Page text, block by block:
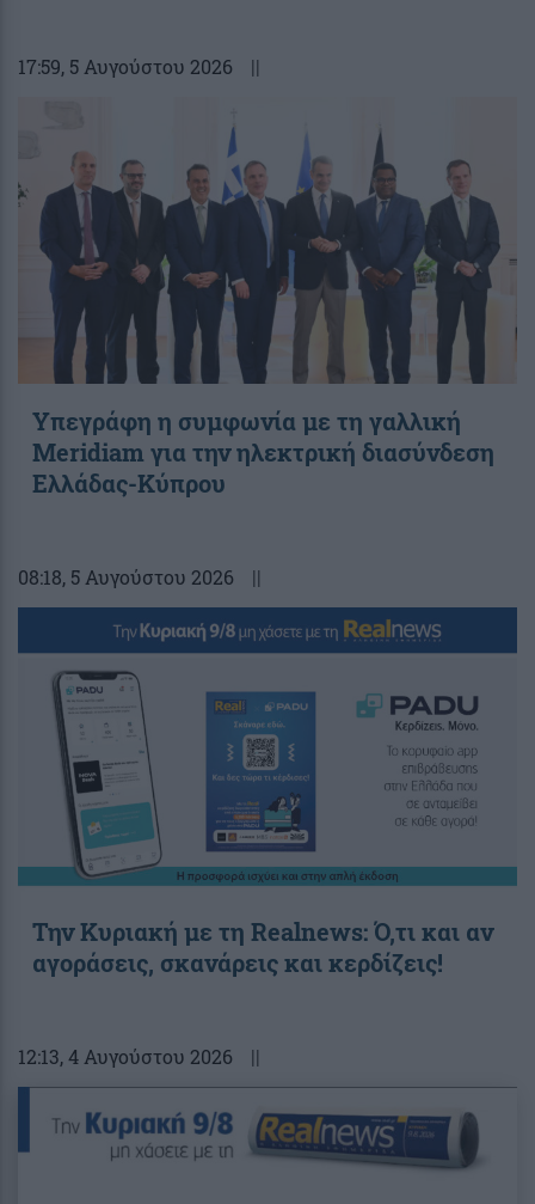
17:59, 5 Αυγούστου 2026 ||
Υπεγράφη η συμφωνία με τη γαλλική
Meridiam για την ηλεκτρική διασύνδεση
Ελλάδας-Κύπρου
08:18, 5 Αυγούστου 2026 ||
Την Κυριακή με τη Realnews: Ό,τι και αν
αγοράσεις, σκανάρεις και κερδίζεις!
12:13, 4 Αυγούστου 2026 ||